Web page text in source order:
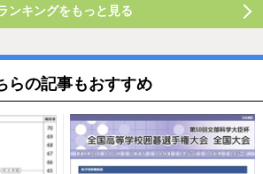
ンキングをもっと見る
らの記事もおすすめ